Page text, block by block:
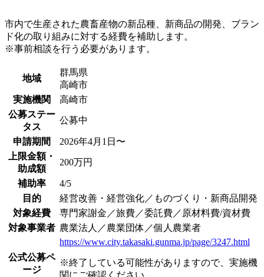
市内で生産された農畜産物の新品種、新商品の開発、ブラン
ド化の取り組みに対する経費を補助します。
※事前相談を行う必要があります。
地域
群馬県
高崎市
実施機関
高崎市
公募ステー
タス
公募中
申請期間
2026年4月1日〜
上限金額・
助成額
200万円
補助率
4/5
目的
経営改善・経営強化／ものづくり・新商品開発
対象経費
専門家謝金／旅費／委託費／原材料費/資材費
対象事業者 農業法人／農業団体／個人農業者
公式公募ペ
ージ
https://www.city.takasaki.gunma.jp/page/3247.html
※終了している可能性がありますので、実施機
関にご確認ください。